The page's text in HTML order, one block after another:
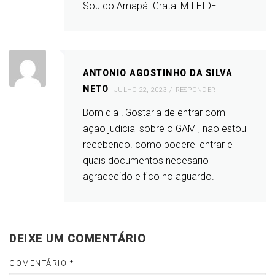
Sou do Amapá. Grata: MILEIDE.
ANTONIO AGOSTINHO DA SILVA
NETO
JULHO 22, 2023 RESPONDER
Bom dia ! Gostaria de entrar com
ação judicial sobre o GAM , não estou
recebendo. como poderei entrar e
quais documentos necesario
agradecido e fico no aguardo.
DEIXE UM COMENTÁRIO
COMENTÁRIO *